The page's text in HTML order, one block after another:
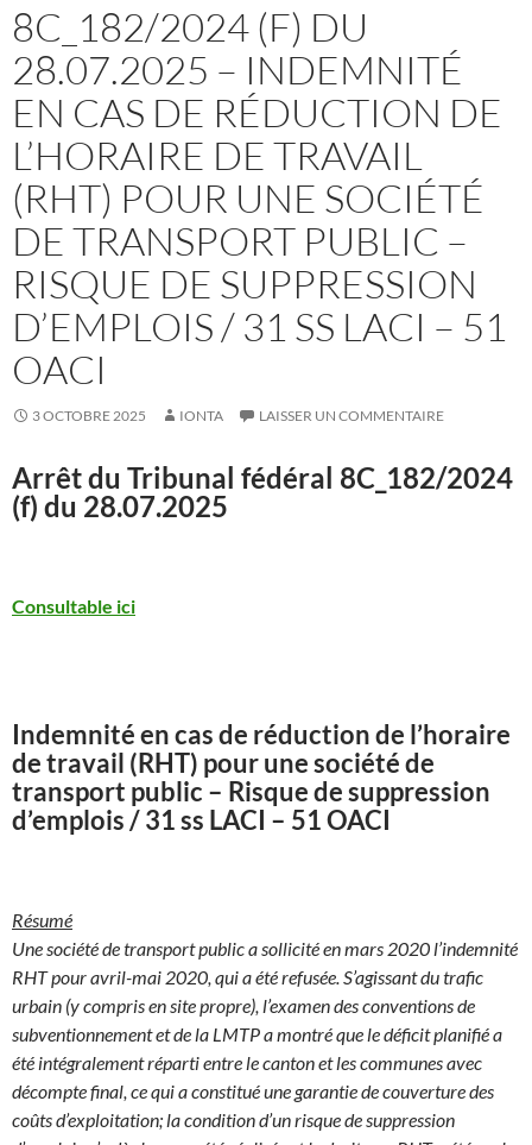
8C_182/2024 (F) DU
28.07.2025 – INDEMNITÉ
EN CAS DE RÉDUCTION DE
L’HORAIRE DE TRAVAIL
(RHT) POUR UNE SOCIÉTÉ
DE TRANSPORT PUBLIC –
RISQUE DE SUPPRESSION
D’EMPLOIS / 31 SS LACI – 51
OACI
3 OCTOBRE 2025 IONTA LAISSER UN COMMENTAIRE
Arrêt du Tribunal fédéral 8C_182/2024
(f) du 28.07.2025
Consultable ici
Indemnité en cas de réduction de l’horaire
de travail (RHT) pour une société de
transport public – Risque de suppression
d’emplois / 31 ss LACI – 51 OACI
Résumé
Une société de transport public a sollicité en mars 2020 l’indemnité
RHT pour avril-mai 2020, qui a été refusée. S’agissant du trafic
urbain (y compris en site propre), l’examen des conventions de
subventionnement et de la LMTP a montré que le déficit planifié a
été intégralement réparti entre le canton et les communes avec
décompte final, ce qui a constitué une garantie de couverture des
coûts d’exploitation; la condition d’un risque de suppression